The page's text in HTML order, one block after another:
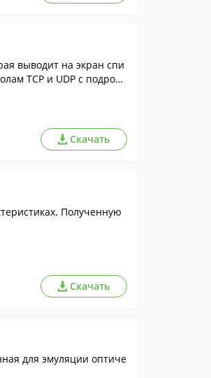
выводит на экран спи
TCP и UDP с подробн
Скачать
Полученную
Скачать
для эмуляции оптиче